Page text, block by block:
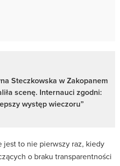
Steczkowska w Zakopanem
scenę. Internauci zgodni:
występ wieczoru”
jest to nie pierwszy raz, kiedy
o braku transparentności